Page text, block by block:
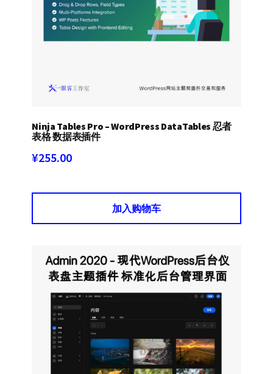
Ninja Tables Pro – WordPress DataTables 忍者
表格 数据表插件
¥255.00
加入购物车